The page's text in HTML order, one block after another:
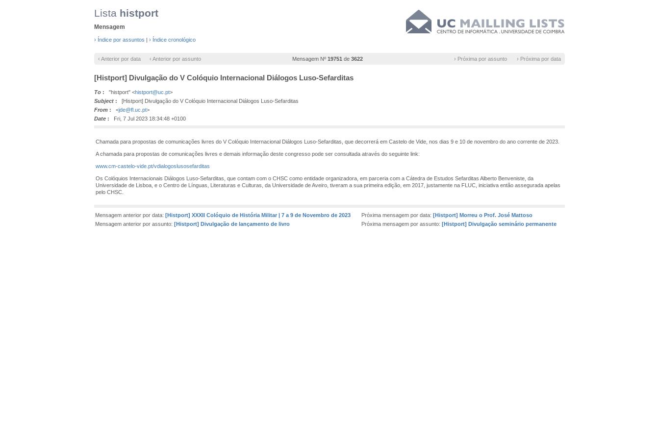
Lista histport
Mensagem
› Índice por assuntos | › Índice cronológico
‹ Anterior por data ‹ Anterior por assunto Mensagem Nº 19751 de 3622 › Próxima por assunto › Próxima por data
[Histport] Divulgação do V Colóquio Internacional Diálogos Luso-Sefarditas
To : "histport" <histport@uc.pt>
Subject : [Histport] Divulgação do V Colóquio Internacional Diálogos Luso-Sefarditas
From : <jde@fl.uc.pt>
Date : Fri, 7 Jul 2023 18:34:48 +0100
Chamada para propostas de comunicações livres do V Colóquio Internacional Diálogos Luso-Sefarditas, que decorrerá em Castelo de Vide, nos dias 9 e 10 de novembro do ano corrente de 2023.
A chamada para propostas de comunicações livres e demais informação deste congresso pode ser consultada através do seguinte link:
www.cm-castelo-vide.pt/vdialogoslusosefarditas
Os Colóquios Internacionais Diálogos Luso-Sefarditas, que contam com o CHSC como entidade organizadora, em parceria com a Cátedra de Estudos Sefarditas Alberto Benveniste, da
Universidade de Lisboa, e o Centro de Línguas, Literaturas e Culturas, da Universidade de Aveiro, tiveram a sua primeira edição, em 2017, justamente na FLUC, iniciativa então assegurada apelas
pelo CHSC.
Mensagem anterior por data: [Histport] XXXII Colóquio de História Militar | 7 a 9 de Novembro de 2023 Próxima mensagem por data: [Histport] Morreu o Prof. José Mattoso
Mensagem anterior por assunto: [Histport] Divulgação de lançamento de livro Próxima mensagem por assunto: [Histport] Divulgação seminário permanente